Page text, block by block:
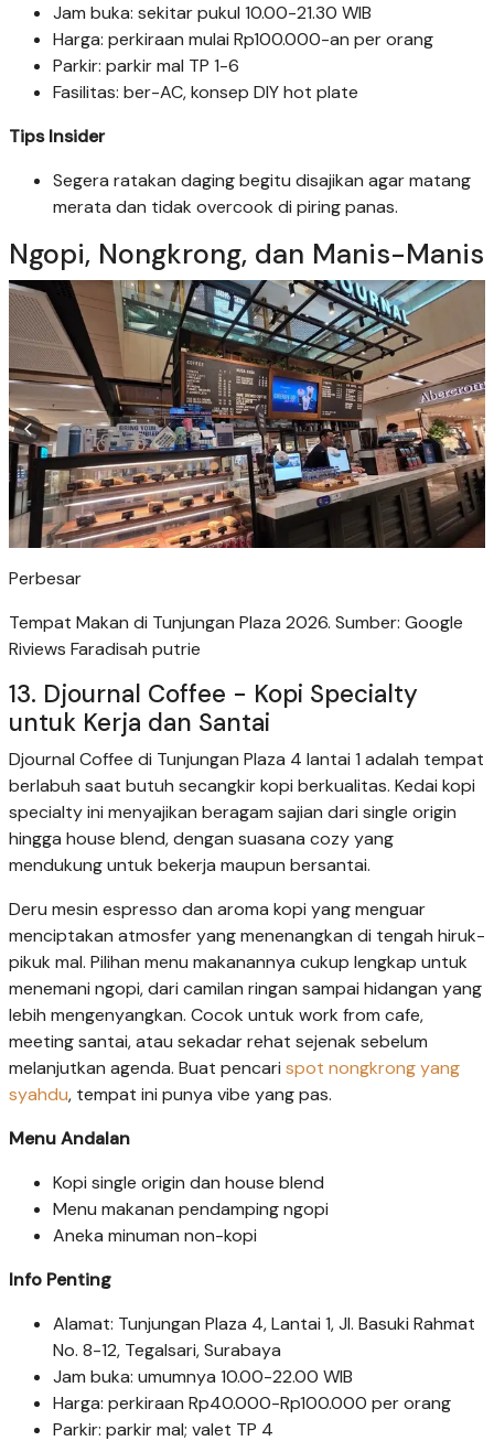
Jam buka: sekitar pukul 10.00-21.30 WIB
Harga: perkiraan mulai Rp100.000-an per orang
Parkir: parkir mal TP 1-6
Fasilitas: ber-AC, konsep DIY hot plate
Tips Insider
Segera ratakan daging begitu disajikan agar matang
merata dan tidak overcook di piring panas.
Ngopi, Nongkrong, dan Manis-Manis
Perbesar
Tempat Makan di Tunjungan Plaza 2026. Sumber: Google
Riviews Faradisah putrie
13. Djournal Coffee - Kopi Specialty
untuk Kerja dan Santai
Djournal Coffee di Tunjungan Plaza 4 lantai 1 adalah tempat
berlabuh saat butuh secangkir kopi berkualitas. Kedai kopi
specialty ini menyajikan beragam sajian dari single origin
hingga house blend, dengan suasana cozy yang
mendukung untuk bekerja maupun bersantai.
Deru mesin espresso dan aroma kopi yang menguar
menciptakan atmosfer yang menenangkan di tengah hiruk-
pikuk mal. Pilihan menu makanannya cukup lengkap untuk
menemani ngopi, dari camilan ringan sampai hidangan yang
lebih mengenyangkan. Cocok untuk work from cafe,
meeting santai, atau sekadar rehat sejenak sebelum
melanjutkan agenda. Buat pencari spot nongkrong yang
syahdu, tempat ini punya vibe yang pas.
Menu Andalan
Kopi single origin dan house blend
Menu makanan pendamping ngopi
Aneka minuman non-kopi
Info Penting
Alamat: Tunjungan Plaza 4, Lantai 1, Jl. Basuki Rahmat
No. 8-12, Tegalsari, Surabaya
Jam buka: umumnya 10.00-22.00 WIB
Harga: perkiraan Rp40.000-Rp100.000 per orang
Parkir: parkir mal; valet TP 4